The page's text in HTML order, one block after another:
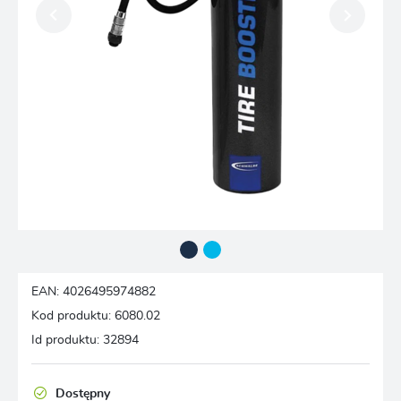
EAN: 4026495974882
Kod produktu: 6080.02
Id produktu: 32894
Dostępny